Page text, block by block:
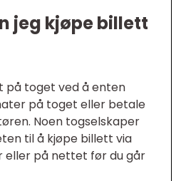
jeg kjøpe billett
på toget ved å enten
på toget eller betale
Noen togselskaper
til å kjøpe billett via
eller på nettet før du går